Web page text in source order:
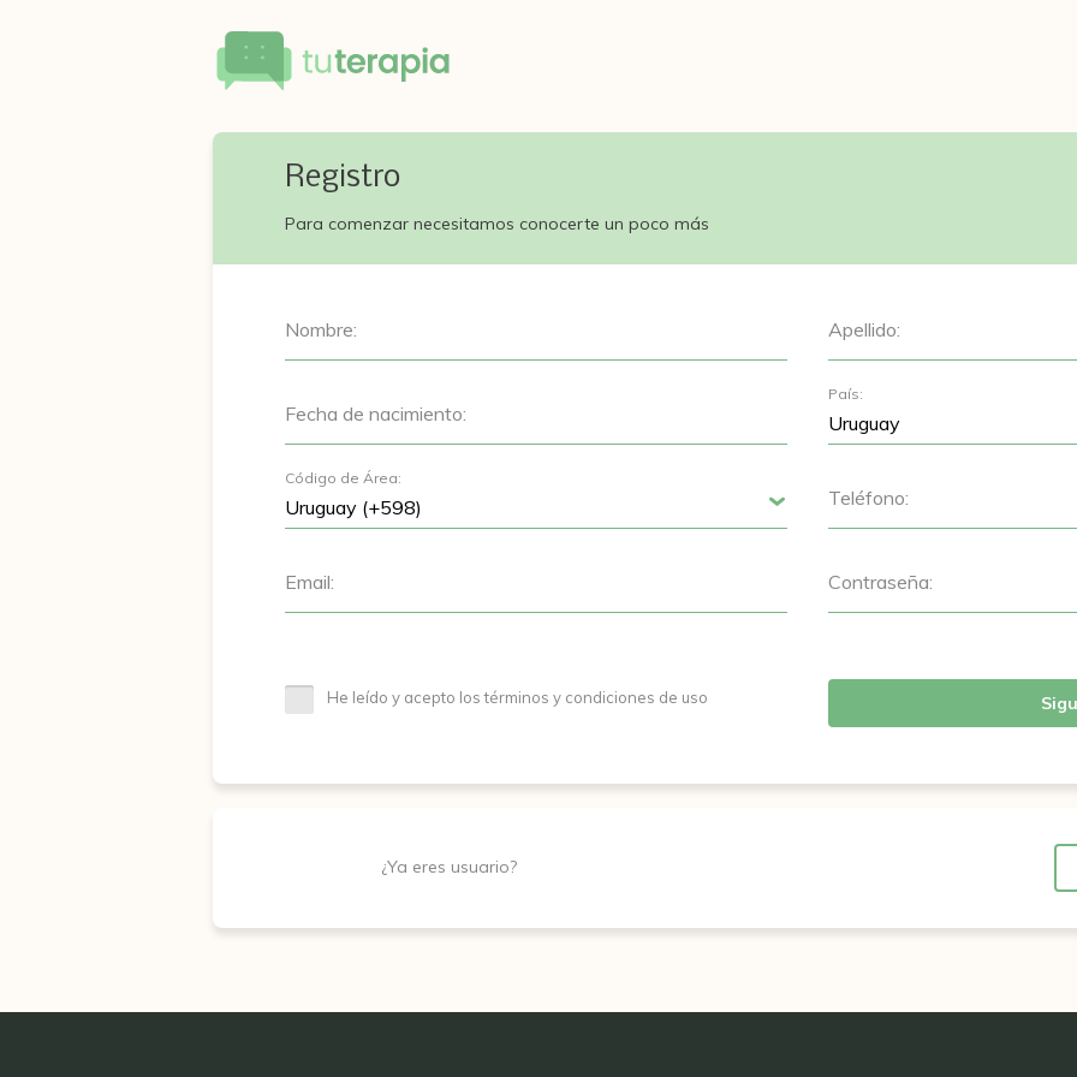
Registro
Para comenzar necesitamos conocerte un poco más
Nombre: Apellido:
Fecha de nacimiento:
País:
Código de Área:
Teléfono:
Email: Contraseña:
He leído y acepto los términos y condiciones de uso
¿Ya eres usuario?